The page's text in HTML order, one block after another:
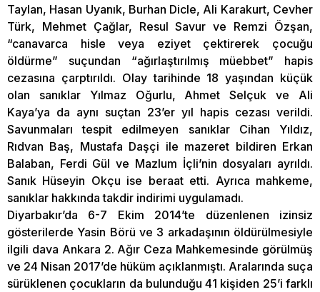
Taylan, Hasan Uyanık, Burhan Dicle, Ali Karakurt, Cevher
Türk, Mehmet Çağlar, Resul Savur ve Remzi Özşan,
“canavarca hisle veya eziyet çektirerek çocuğu
öldürme” suçundan “ağırlaştırılmış müebbet” hapis
cezasına çarptırıldı. Olay tarihinde 18 yaşından küçük
olan sanıklar Yılmaz Oğurlu, Ahmet Selçuk ve Ali
Kaya’ya da aynı suçtan 23’er yıl hapis cezası verildi.
Savunmaları tespit edilmeyen sanıklar Cihan Yıldız,
Rıdvan Baş, Mustafa Daşçi ile mazeret bildiren Erkan
Balaban, Ferdi Gül ve Mazlum İçli’nin dosyaları ayrıldı.
Sanık Hüseyin Okçu ise beraat etti. Ayrıca mahkeme,
sanıklar hakkında takdir indirimi uygulamadı.
Diyarbakır’da 6-7 Ekim 2014’te düzenlenen izinsiz
gösterilerde Yasin Börü ve 3 arkadaşının öldürülmesiyle
ilgili dava Ankara 2. Ağır Ceza Mahkemesinde görülmüş
ve 24 Nisan 2017’de hüküm açıklanmıştı. Aralarında suça
sürüklenen çocukların da bulunduğu 41 kişiden 25’i farklı